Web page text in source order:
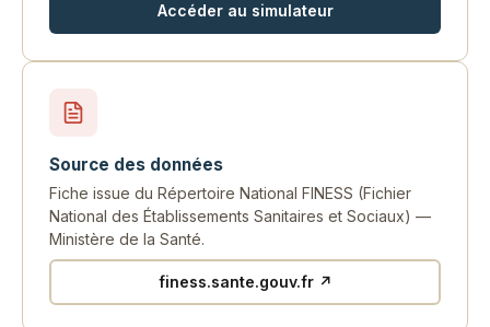
Accéder au simulateur
Source des données
Fiche issue du Répertoire National FINESS (Fichier
National des Établissements Sanitaires et Sociaux) —
Ministère de la Santé.
finess.sante.gouv.fr ↗